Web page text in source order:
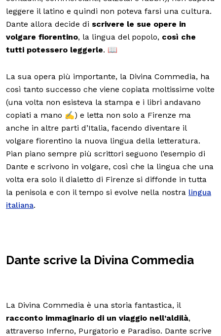
leggere il latino e quindi non poteva farsi una cultura.
Dante allora decide di scrivere le sue opere in
volgare fiorentino, la lingua del popolo, così che
tutti potessero leggerle. 📖
La sua opera più importante, la Divina Commedia, ha
così tanto successo che viene copiata moltissime volte
(una volta non esisteva la stampa e i libri andavano
copiati a mano ✍️) e letta non solo a Firenze ma
anche in altre parti d’Italia, facendo diventare il
volgare fiorentino la nuova lingua della letteratura.
Pian piano sempre più scrittori seguono l’esempio di
Dante e scrivono in volgare, così che la lingua che una
volta era solo il dialetto di Firenze si diffonde in tutta
la penisola e con il tempo si evolve nella nostra lingua
italiana.
Dante scrive la Divina Commedia
La Divina Commedia è una storia fantastica, il
racconto immaginario di un viaggio nell’aldilà,
attraverso Inferno, Purgatorio e Paradiso. Dante scrive